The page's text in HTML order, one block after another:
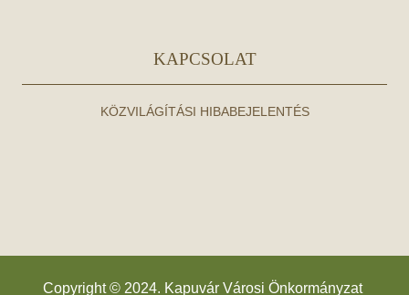
KAPCSOLAT
KÖZVILÁGÍTÁSI HIBABEJELENTÉS
Copyright © 2024. Kapuvár Városi Önkormányzat